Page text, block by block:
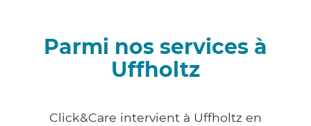
Parmi nos services à
Uffholtz
Click&Care intervient à Uffholtz en